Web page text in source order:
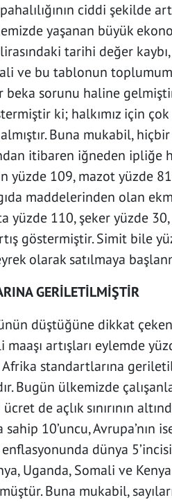
ciddi şekilde
yaşanan büyük
tarihi değer
ve bu tablonun
sorunu haline
ki; halkımız için
Buna mukabil,
itibaren iğneden
yüzde 109, mazot yüzde
maddelerinden olan
yüzde 110, şeker yüzde
göstermiştir. Simit bile
olarak satılmaya
GERİLETİLMİŞTİR
düştüğüne dikkat
artışları eylemde
standartlarına
Bugün ülkemizde
de açlık sınırının
10’uncu, Avrupa’nın
dünya
Uganda, Somali ve
Buna mukabil,